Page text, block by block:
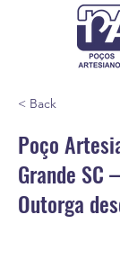
< Back
Poço
Grande
Outorga